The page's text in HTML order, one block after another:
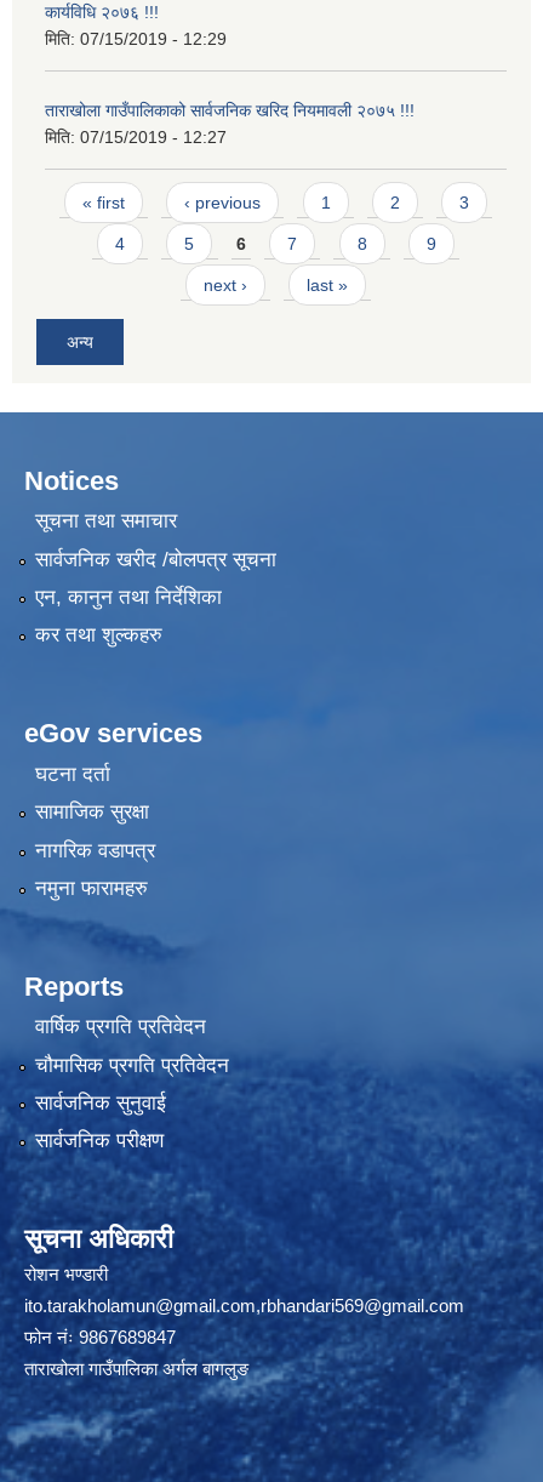
कार्यविधि २०७६ !!!
मिति: 07/15/2019 - 12:29
ताराखोला गाउँपालिकाको सार्वजनिक खरिद नियमावली २०७५ !!!
मिति: 07/15/2019 - 12:27
Pages
« first ‹ previous 1 2 3
4 5 6 7 8 9
next › last »
अन्य
Notices
सूचना तथा समाचार
सार्वजनिक खरीद /बोलपत्र सूचना
एन, कानुन तथा निर्देशिका
कर तथा शुल्कहरु
eGov services
घटना दर्ता
सामाजिक सुरक्षा
नागरिक वडापत्र
नमुना फारामहरु
Reports
वार्षिक प्रगति प्रतिवेदन
चौमासिक प्रगति प्रतिवेदन
सार्वजनिक सुनुवाई
सार्वजनिक परीक्षण
सूचना अधिकारी
रोशन भण्डारी
ito.tarakholamun@gmail.com,rbhandari569@gmail.com
फोन नंः 9867689847
ताराखोला गाउँपालिका अर्गल बागलुङ